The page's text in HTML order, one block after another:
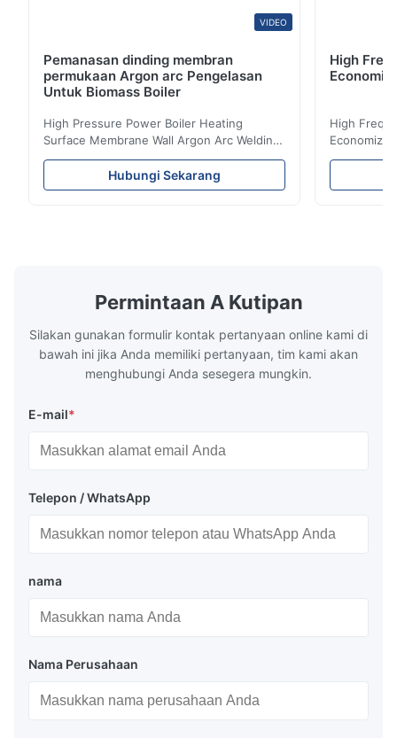
VIDEO
Pemanasan dinding membran
permukaan Argon arc Pengelasan
Untuk Biomass Boiler
High Pressure Power Boiler Heating
Surface Membrane Wall Argon Arc Welding
For Biomass Boiler Product Introduction
Water wall panels with pins usually laid
vertically on the inner wall of the furnace
the basic component of boiler water
circulation loop.Because of both cooling
Hubungi Sekarang
High
High
Product
industrial
Permintaan A Kutipan
Silakan gunakan formulir kontak pertanyaan online kami di
bawah ini jika Anda memiliki pertanyaan, tim kami akan
menghubungi Anda sesegera mungkin.
E-mail*
Telepon / WhatsApp
nama
Nama Perusahaan